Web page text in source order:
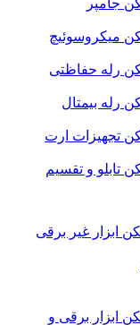
جامپر
میکروسوئیچ
رله حفاظتی
رله بیمتال
تجهیزات ارت
تابلو و تقسیم
ابزار غیر برقی
ابزار برقی و